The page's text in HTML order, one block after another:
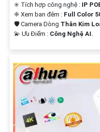
✳️ Tích hợp công nghệ : IP
❈ Xem ban đêm : Full Color
🛡 Camera Dòng Thân Kim
️💫 Ưu Điểm : Công Nghệ AI.